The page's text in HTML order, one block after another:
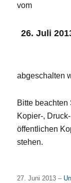
vom
26. Juli
abgeschalten
Bitte
Kopier-,
öffentlichen
stehen.
27. Juni 2013 –